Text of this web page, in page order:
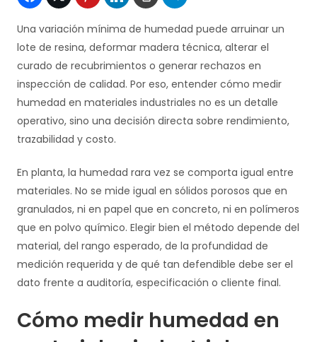
Una variación mínima de humedad puede arruinar un
lote de resina, deformar madera técnica, alterar el
curado de recubrimientos o generar rechazos en
inspección de calidad. Por eso, entender cómo medir
humedad en materiales industriales no es un detalle
operativo, sino una decisión directa sobre rendimiento,
trazabilidad y costo.
En planta, la humedad rara vez se comporta igual entre
materiales. No se mide igual en sólidos porosos que en
granulados, ni en papel que en concreto, ni en polímeros
que en polvo químico. Elegir bien el método depende del
material, del rango esperado, de la profundidad de
medición requerida y de qué tan defendible debe ser el
dato frente a auditoría, especificación o cliente final.
Cómo medir humedad en